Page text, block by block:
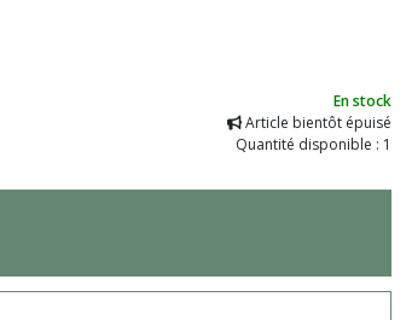
En stock
Article bientôt épuisé
Quantité disponible : 1